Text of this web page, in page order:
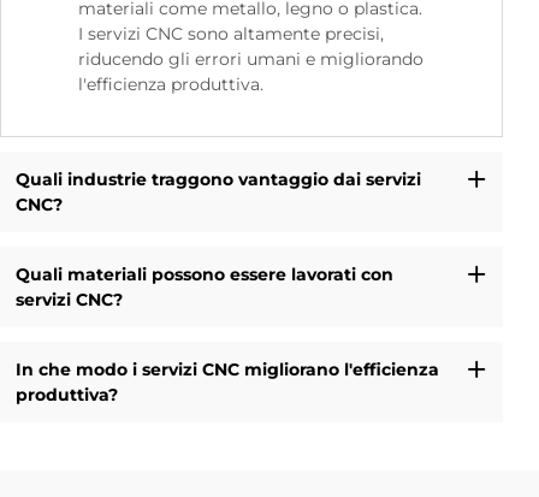
materiali come metallo, legno o plastica.
I servizi CNC sono altamente precisi,
riducendo gli errori umani e migliorando
l'efficienza produttiva.
Quali industrie traggono vantaggio dai servizi
CNC?
Quali materiali possono essere lavorati con
servizi CNC?
In che modo i servizi CNC migliorano l'efficienza
produttiva?